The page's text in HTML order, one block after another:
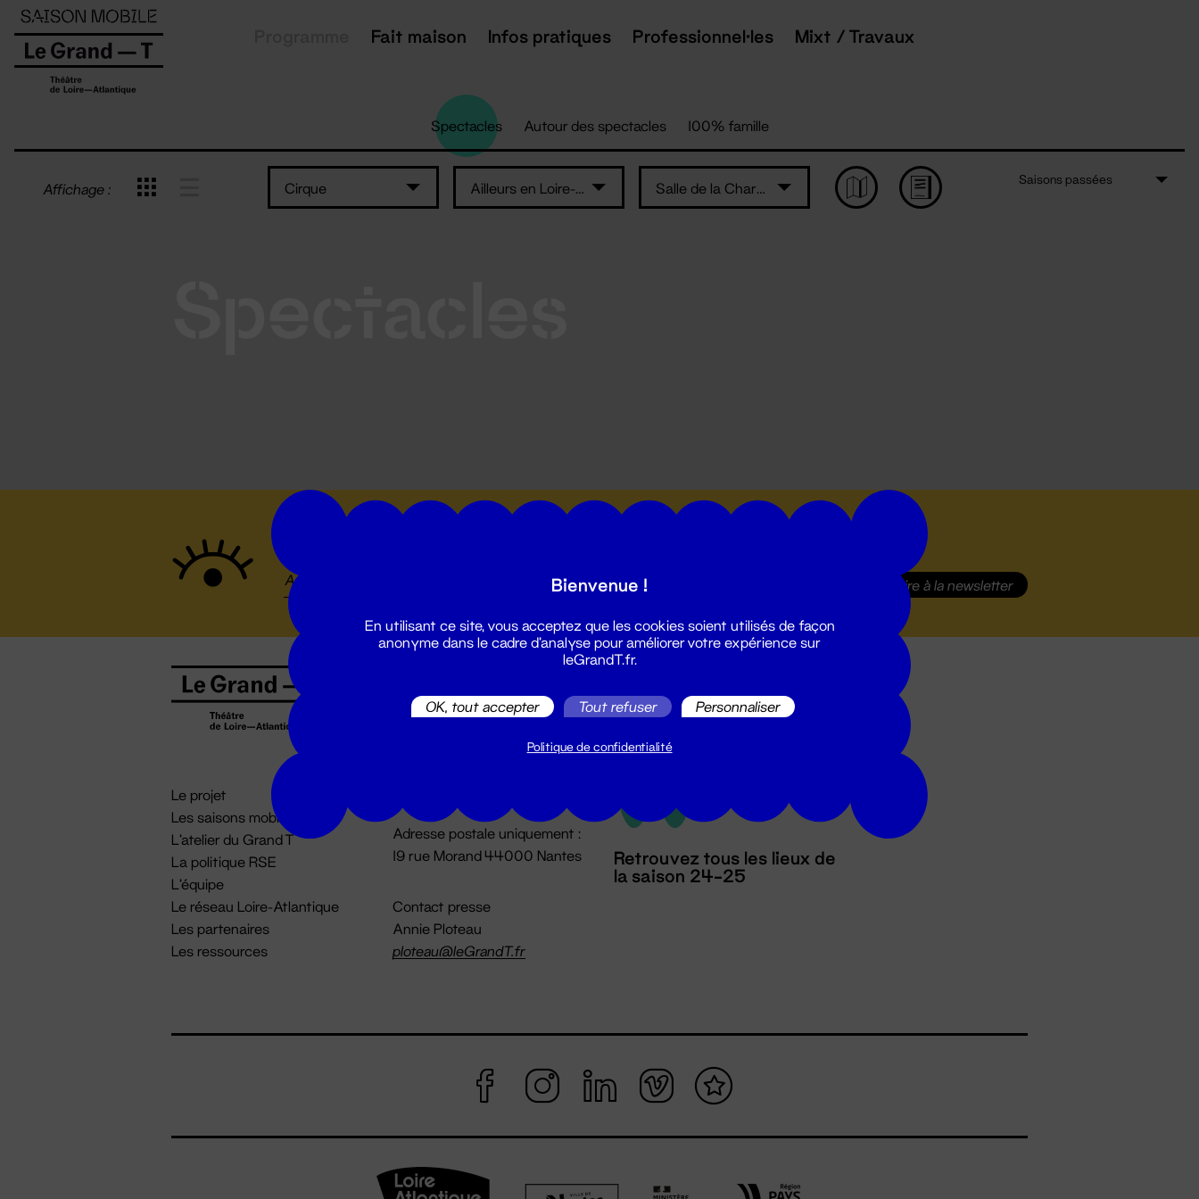
Fait maison Infos pratiques Professionnel·les Mixt / Travaux
Spectacles Autour des spectacles 100% famille
Affichage : Cirque Ailleurs en Loire-Atlantique Salle de la Charbonnière – Ancenis-Saint-Géréon
Saisons passées
S'inscrire à la newsletter
Le projet
Les saisons mobiles
L'atelier du Grand T
La politique RSE
L'équipe
Le réseau Loire-Atlantique
Les partenaires
Les ressources
02 51 88 25 25
billetterie@leGrandT.fr
Du lundi au vendredi 14h → 18h
Adresse postale uniquement :
19 rue Morand 44000 Nantes
Contact presse
Annie Ploteau
ploteau@leGrandT.fr
Retrouvez tous les lieux de
la saison 24-25
Panneau de gestion des cookies
Bienvenue !
En utilisant ce site, vous acceptez que les cookies soient utilisés de façon
anonyme dans le cadre d'analyse pour améliorer votre expérience sur
leGrandT.fr.
OK, tout accepter Tout refuser Personnaliser
Politique de confidentialité